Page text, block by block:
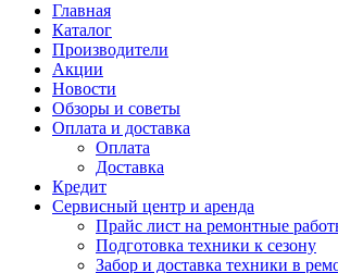
Главная
Каталог
Производители
Акции
Новости
Обзоры и советы
Оплата и доставка
Оплата
Доставка
Кредит
Сервисный центр и аренда
Прайс лист на ремонтные
Подготовка техники к сезону
Забор и доставка техники в